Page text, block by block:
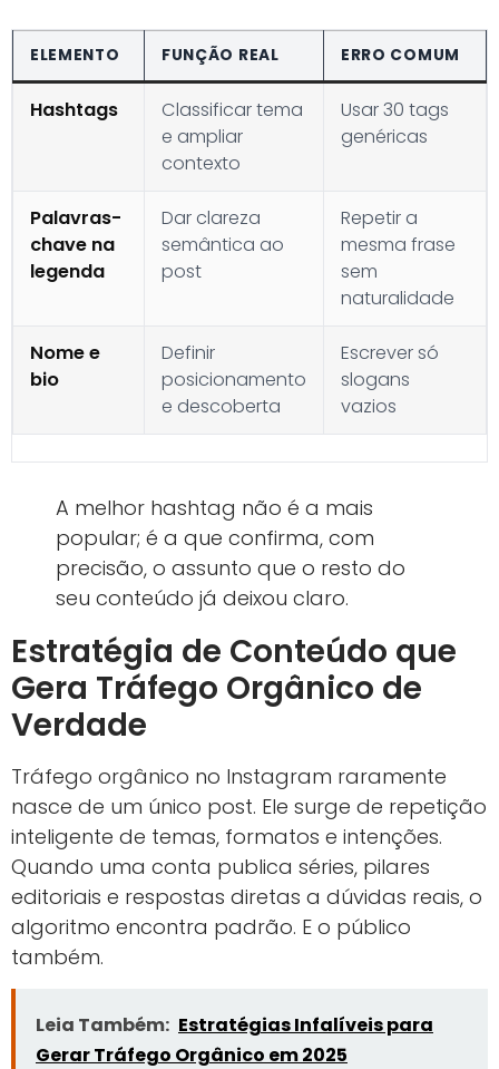
ELEMENTO FUNÇÃO REAL ERRO COMUM
Hashtags
Classificar tema
e ampliar
contexto
Usar 30 tags
genéricas
Palavras-
chave na
legenda
Dar clareza
semântica ao
post
Repetir a
mesma frase
sem
naturalidade
Nome e
bio
Definir
posicionamento
e descoberta
Escrever só
slogans
vazios
A melhor hashtag não é a mais
popular; é a que confirma, com
precisão, o assunto que o resto do
seu conteúdo já deixou claro.
Estratégia de Conteúdo que
Gera Tráfego Orgânico de
Verdade
Tráfego orgânico no Instagram raramente
nasce de um único post. Ele surge de repetição
inteligente de temas, formatos e intenções.
Quando uma conta publica séries, pilares
editoriais e respostas diretas a dúvidas reais, o
algoritmo encontra padrão. E o público
também.
Leia Também: Estratégias Infalíveis para
Gerar Tráfego Orgânico em 2025